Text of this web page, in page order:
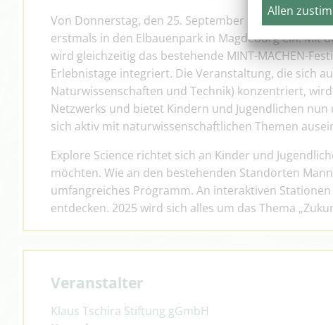
Von Donnerstag, den 25. September bis Samstag,
erstmals in den Elbauenpark in Magdeburg ein. Mit
wird gleichzeitig das bestehende MINT-MACHEN-
Erlebnistage integriert. Die Veranstaltung, die sich
Naturwissenschaften und Technik) konzentriert,
Netzwerks und bietet Kindern und Jugendlichen
sich aktiv mit naturwissenschaftlichen Themen
Explore Science richtet sich an Kinder und
möchten. Wie an den bestehenden Standorten
umfangreiches Programm. An interaktiven
entdecken. 2025 wird sich alles um das Thema
Veranstalter
Klaus Tschira Stiftung gGmbH
Allen